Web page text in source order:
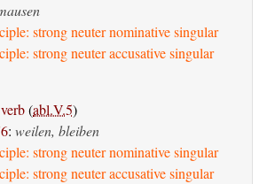
strong neuter nominative singular
strong neuter accusative singular
verb(abl.V.5)
: weilen, bleiben
strong neuter nominative singular
strong neuter accusative singular